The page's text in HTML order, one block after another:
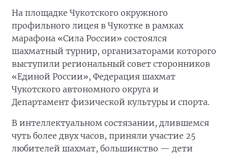
На площадке Чукотского окружного
профильного лицея в Чукотке в рамках
марафона «Сила России» состоялся
шахматный турнир, организаторами которого
выступили региональный совет сторонников
«Единой России», Федерация шахмат
Чукотского автономного округа и
Департамент физической культуры и спорта.
В интеллектуальном состязании, длившемся
чуть более двух часов, приняли участие 25
любителей шахмат, большинство — дети